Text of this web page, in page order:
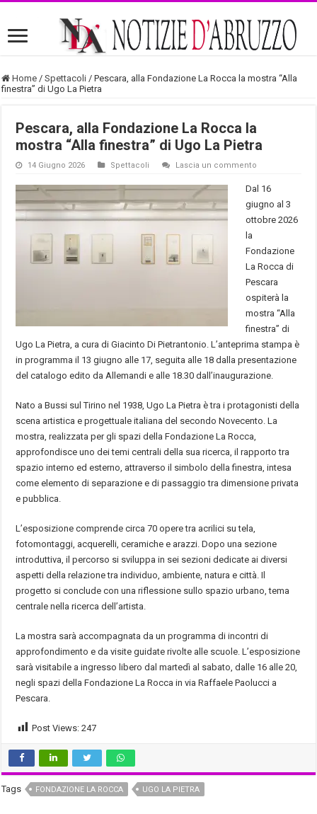
Home / Spettacoli / Pescara, alla Fondazione La Rocca la mostra “Alla
finestra” di Ugo La Pietra
Pescara, alla Fondazione La Rocca la
mostra “Alla finestra” di Ugo La Pietra
14 Giugno 2026 Spettacoli Lascia un commento
Dal 16
giugno al 3
ottobre 2026
la
Fondazione
La Rocca di
Pescara
ospiterà la
mostra “Alla
finestra” di
Ugo La Pietra, a cura di Giacinto Di Pietrantonio. L’anteprima stampa è
in programma il 13 giugno alle 17, seguita alle 18 dalla presentazione
del catalogo edito da Allemandi e alle 18.30 dall’inaugurazione.
Nato a Bussi sul Tirino nel 1938, Ugo La Pietra è tra i protagonisti della
scena artistica e progettuale italiana del secondo Novecento. La
mostra, realizzata per gli spazi della Fondazione La Rocca,
approfondisce uno dei temi centrali della sua ricerca, il rapporto tra
spazio interno ed esterno, attraverso il simbolo della finestra, intesa
come elemento di separazione e di passaggio tra dimensione privata
e pubblica.
L’esposizione comprende circa 70 opere tra acrilici su tela,
fotomontaggi, acquerelli, ceramiche e arazzi. Dopo una sezione
introduttiva, il percorso si sviluppa in sei sezioni dedicate ai diversi
aspetti della relazione tra individuo, ambiente, natura e città. Il
progetto si conclude con una riflessione sullo spazio urbano, tema
centrale nella ricerca dell’artista.
La mostra sarà accompagnata da un programma di incontri di
approfondimento e da visite guidate rivolte alle scuole. L’esposizione
sarà visitabile a ingresso libero dal martedì al sabato, dalle 16 alle 20,
negli spazi della Fondazione La Rocca in via Raffaele Paolucci a
Pescara.
Post Views: 247
Tags FONDAZIONE LA ROCCA UGO LA PIETRA